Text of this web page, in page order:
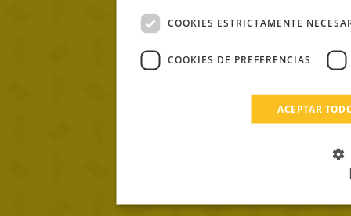
COOKIES ESTRICTAMENTE
COOKIES DE PREFERENCIAS
ACEPTAR